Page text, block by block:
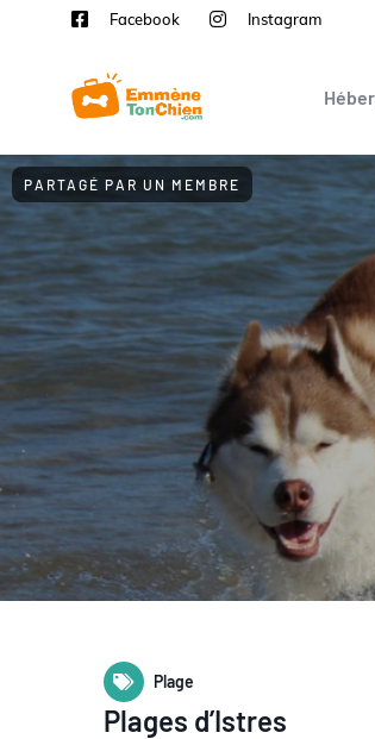
Facebook Instagram
PARTAGÉ PAR UN MEMBRE
Plage
Plages d’Istres